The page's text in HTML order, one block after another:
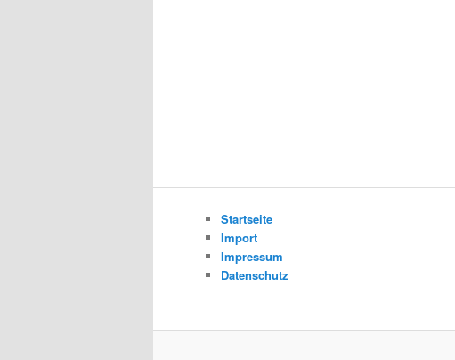
Startseite
Import
Impressum
Datenschutz